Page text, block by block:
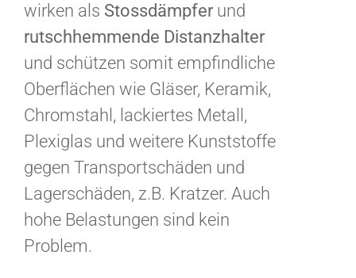
wirken als Stossdämpfer und
rutschhemmende Distanzhalter
und schützen somit empfindliche
Oberflächen wie Gläser, Keramik,
Chromstahl, lackiertes Metall,
Plexiglas und weitere Kunststoffe
gegen Transportschäden und
Lagerschäden, z.B. Kratzer. Auch
hohe Belastungen sind kein
Problem.